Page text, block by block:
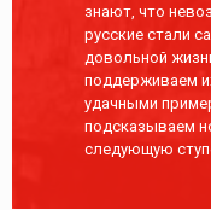
знают, что
русские стали
довольной
поддерживаем
удачными
подсказываем
следующую